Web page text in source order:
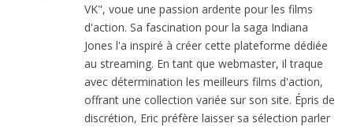
VK", voue une passion ardente pour les films
d'action. Sa fascination pour la saga Indiana
Jones l'a inspiré à créer cette plateforme dédiée
au streaming. En tant que webmaster, il traque
avec détermination les meilleurs films d'action,
offrant une collection variée sur son site. Épris de
discrétion, Eric préfère laisser sa sélection parler